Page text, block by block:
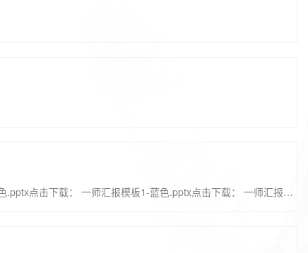
一师汇报PPT模板，欢迎广大一师师生使用。点击下载： 一师汇报模板1-红色.pptx点击下载： 一师汇报模板1-蓝色.pptx点击下载： 一师汇报模板2-红色.pptx？点击下载： 一师汇报模板2-蓝色.pptx本模板中可能存在部分图片、图标等源于网络的元素，仅限个人非商业化使用